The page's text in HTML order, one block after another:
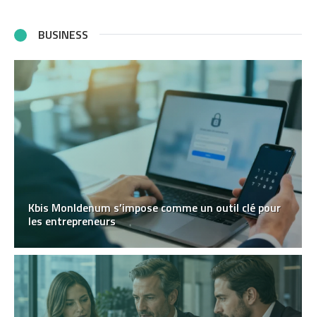
BUSINESS
Kbis MonIdenum s’impose comme un outil clé pour
les entrepreneurs